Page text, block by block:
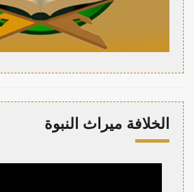
الخلافة ميراث النبوة